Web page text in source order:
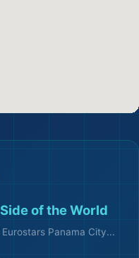
of the World
Panama City...